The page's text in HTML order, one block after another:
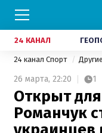
24 КАНАЛ
24 канал Спорт
26 марта, 22:20 1
Открыт
Романчук